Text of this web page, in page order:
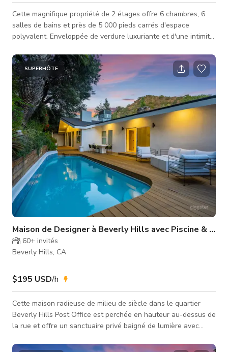
Cette magnifique propriété de 2 étages offre 6 chambres, 6
salles de bains et près de 5 000 pieds carrés d'espace
polyvalent. Enveloppée de verdure luxuriante et d'une intimité
cinématographique pour les productions, événements et
séances photo de toutes sortes. Cet espace est prêt pour les
événements et la production ! Des pièces supplémentaires
peuvent être mises à disposition pour la tenue des acteurs et
de l'équipe, le village
SUPERHÔTE
Maison de Designer à Beverly Hills avec Piscine &
60+ invités
Beverly Hills, CA
$195 USD/h
Cette maison radieuse de milieu de siècle dans le quartier
Beverly Hills Post Office est perchée en hauteur au-dessus de
la rue et offre un sanctuaire privé baigné de lumière avec
séance photo ou production ! Assurez-vous de réserver dès